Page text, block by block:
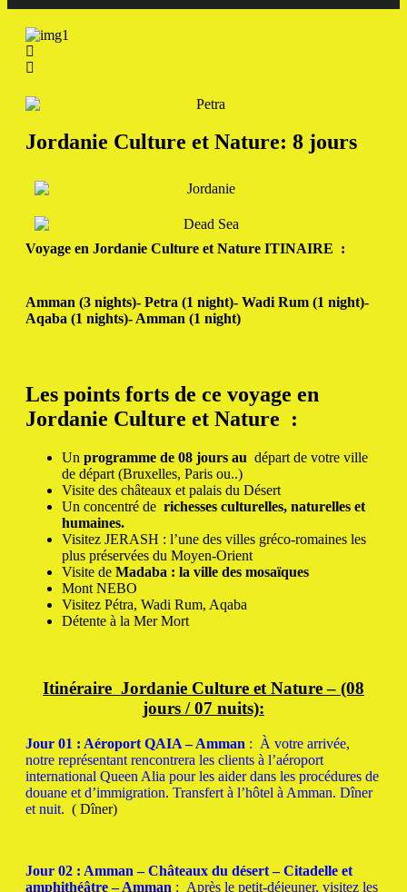
Jordanie Culture et Nature: 8 jours
Voyage en Jordanie Culture et Nature ITINAIRE :
Amman (3 nights)- Petra (1 night)- Wadi Rum (1 night)-
Aqaba (1 nights)- Amman (1 night)
Les points forts de ce voyage en
Jordanie Culture et Nature :
Un programme de 08 jours au départ de votre ville
de départ (Bruxelles, Paris ou..)
Visite des châteaux et palais du Désert
Un concentré de richesses culturelles, naturelles et
humaines.
Visitez JERASH : l’une des villes gréco-romaines les
plus préservées du Moyen-Orient
Visite de Madaba : la ville des mosaïques
Mont NEBO
Visitez Pétra, Wadi Rum, Aqaba
Détente à la Mer Mort
Itinéraire Jordanie Culture et Nature – (08
jours / 07 nuits):
Jour 01 : Aéroport QAIA – Amman : À votre arrivée,
notre représentant rencontrera les clients à l’aéroport
international Queen Alia pour les aider dans les procédures de
douane et d’immigration. Transfert à l’hôtel à Amman. Dîner
et nuit. ( Dîner)
Jour 02 : Amman – Châteaux du désert – Citadelle et
amphithéâtre – Amman : Après le petit-déjeuner, visitez les